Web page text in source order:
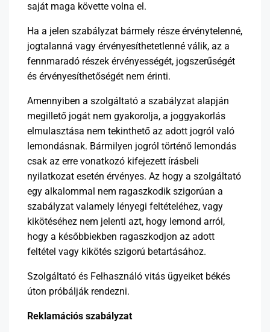
saját maga követte volna el.
Ha a jelen szabályzat bármely része érvénytelenné,
jogtalanná vagy érvényesíthetetlenné válik, az a
fennmaradó részek érvényességét, jogszerűségét
és érvényesíthetőségét nem érinti.
Amennyiben a szolgáltató a szabályzat alapján
megillető jogát nem gyakorolja, a joggyakorlás
elmulasztása nem tekinthető az adott jogról való
lemondásnak. Bármilyen jogról történő lemondás
csak az erre vonatkozó kifejezett írásbeli
nyilatkozat esetén érvényes. Az hogy a szolgáltató
egy alkalommal nem ragaszkodik szigorúan a
szabályzat valamely lényegi feltételéhez, vagy
kikötéséhez nem jelenti azt, hogy lemond arról,
hogy a későbbiekben ragaszkodjon az adott
feltétel vagy kikötés szigorú betartásához.
Szolgáltató és Felhasználó vitás ügyeiket békés
úton próbálják rendezni.
Reklamációs szabályzat